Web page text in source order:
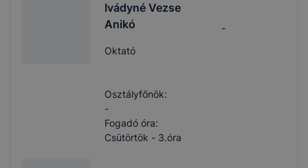
Ivádyné Vezse
Anikó
Oktató
-
Osztályfőnök:
-
Fogadó óra:
Csütörtök - 3.óra